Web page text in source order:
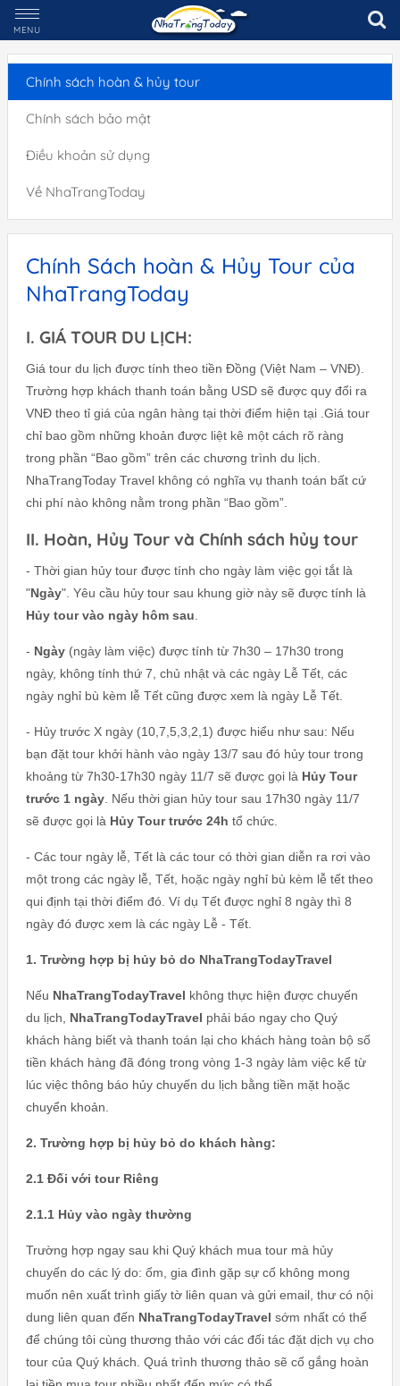
MENU
Chính sách hoàn & hủy tour
Chính sách bảo mật
Điều khoản sử dụng
Về NhaTrangToday
Chính Sách hoàn & Hủy Tour của
NhaTrangToday
I. GIÁ TOUR DU LỊCH:
Giá tour du lịch được tính theo tiền Đồng (Việt Nam – VNĐ).
Trường hợp khách thanh toán bằng USD sẽ được quy đổi ra
VNĐ theo tỉ giá của ngân hàng tại thời điểm hiện tại .Giá tour
chỉ bao gồm những khoản được liệt kê một cách rõ ràng
trong phần “Bao gồm” trên các chương trình du lịch.
NhaTrangToday Travel không có nghĩa vụ thanh toán bất cứ
chi phí nào không nằm trong phần “Bao gồm”.
II. Hoàn, Hủy Tour và Chính sách hủy tour
- Thời gian hủy tour được tính cho ngày làm việc gọi tắt là
"Ngày". Yêu cầu hủy tour sau khung giờ này sẽ được tính là
Hủy tour vào ngày hôm sau
- Ngày (ngày làm việc) được tính từ 7h30 – 17h30 trong
ngày, không tính thứ 7, chủ nhật và các ngày Lễ Tết, các
ngày nghỉ bù kèm lễ Tết cũng được xem là ngày Lễ Tết.
- Hủy trước X ngày (10,7,5,3,2,1) được hiểu như sau: Nếu
bạn đặt tour khởi hành vào ngày 13/7 sau đó hủy tour trong
khoảng từ 7h30-17h30 ngày 11/7 sẽ được gọi là Hủy Tour
trước 1 ngày . Nếu thời gian hủy tour sau 17h30 ngày 11/7
sẽ được gọi là Hủy Tour trước 24h tổ chức.
- Các tour ngày lễ, Tết là các tour có thời gian diễn ra rơi vào
một trong các ngày lễ, Tết, hoặc ngày nghỉ bù kèm lễ tết theo
qui định tại thời điểm đó. Ví dụ Tết được nghỉ 8 ngày thì 8
ngày đó được xem là các ngày Lễ - Tết.
1. Trường hợp bị hủy bỏ do NhaTrangTodayTravel
Nếu NhaTrangTodayTravel không thực hiện được chuyến
du lịch, NhaTrangTodayTravel phải báo ngay cho Quý
khách hàng biết và thanh toán lại cho khách hàng toàn bộ số
tiền khách hàng đã đóng trong vòng 1-3 ngày làm việc kể từ
lúc việc thông báo hủy chuyến du lịch bằng tiền mặt hoặc
chuyển khoản.
2. Trường hợp bị hủy bỏ do khách hàng:
2.1 Đối với tour Riêng
2.1.1 Hủy vào ngày thường
Trường hợp ngay sau khi Quý khách mua tour mà hủy
chuyến do các lý do: ốm, gia đình gặp sự cố không mong
muốn nên xuất trình giấy tờ liên quan và gửi email, thư có nội
dung liên quan đến NhaTrangTodayTravel sớm nhất có thể
để chúng tôi cùng thương thảo với các đối tác đặt dịch vụ cho
tour của Quý khách. Quá trình thương thảo sẽ cố gắng hoàn